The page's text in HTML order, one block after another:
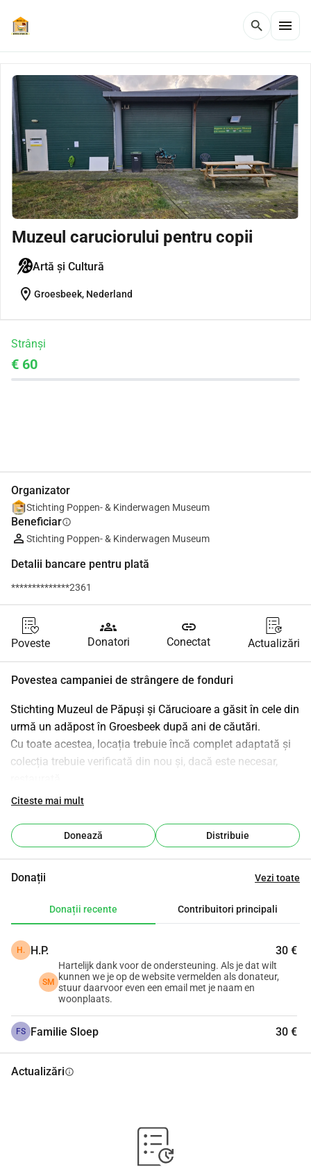
search menu
Muzeul caruciorului pentru copii
Artă și Cultură
location_on Groesbeek, Nederland
Strânși
€ 60
Organizator
Stichting Poppen- & Kinderwagen Museum
Beneficiarinfo
Stichting Poppen- & Kinderwagen Museum
Detalii bancare pentru plată
**************2361
Poveste
groups
Donatori
link
Conectat Actualizări
Povestea campaniei de strângere de fonduri
Stichting Muzeul de Păpuși și Cărucioare a găsit în cele din
urmă un adăpost în Groesbeek după ani de căutări.
Cu toate acestea, locația trebuie încă complet adaptată și
colecția trebuie verificată din nou și, dacă este necesar,
Susțineți muzeul astfel încât să putem amenaja locația
pregătim și să o întreținem.
În concluzie, contribuiți la păstrarea unei părți semnificative
Citeste mai mult
Donează Distribuie
Donații Vezi toate
Donații recente Contribuitori principali
H. H.P. 30 €
SM
Hartelijk dank voor de ondersteuning. Als je dat wilt
kunnen we je op de website vermelden als donateur,
stuur daarvoor even een email met je naam en
woonplaats.
FS Familie Sloep 30 €
Actualizăriinfo